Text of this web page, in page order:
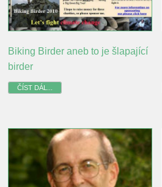
Biking Birder aneb to je šlapající
birder
ČÍST DÁL...